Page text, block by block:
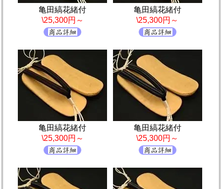
亀田縞花緒付
\25,300円～
亀田縞花緒付
\25,300円～
亀田縞花緒付
\25,300円～
亀田縞花緒付
\25,300円～